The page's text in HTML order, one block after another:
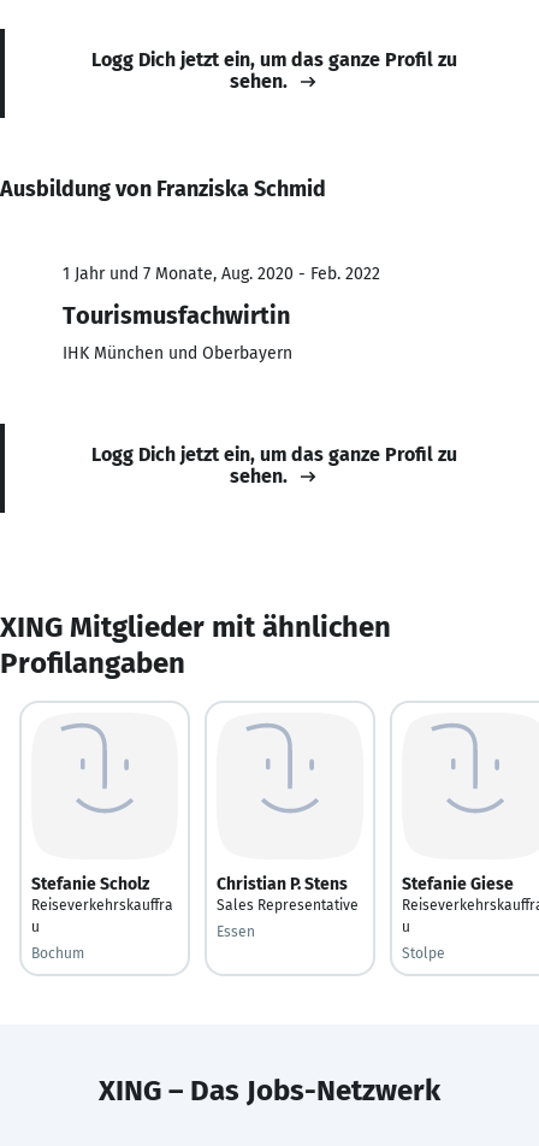
Logg Dich jetzt ein, um das ganze Profil zu
sehen.
Ausbildung von Franziska Schmid
1 Jahr und 7 Monate, Aug. 2020 - Feb. 2022
Tourismusfachwirtin
IHK München und Oberbayern
Logg Dich jetzt ein, um das ganze Profil zu
sehen.
XING Mitglieder mit ähnlichen
Profilangaben
Stefanie Scholz
Reiseverkehrskauffra
u
Bochum
Christian P. Stens
Sales Representative
Essen
Stefanie Giese
u
Stolpe
XING – Das Jobs-Netzwerk